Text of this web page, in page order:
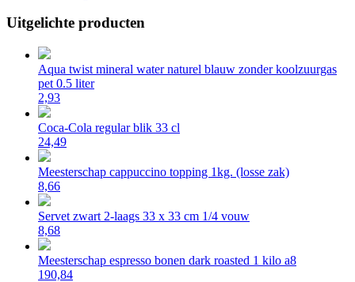
Uitgelichte producten
Aqua twist mineral water naturel blauw zonder koolzuurgas
pet 0.5 liter
2,93
Coca-Cola regular blik 33 cl
24,49
Meesterschap cappuccino topping 1kg. (losse zak)
8,66
Servet zwart 2-laags 33 x 33 cm 1/4 vouw
8,68
Meesterschap espresso bonen dark roasted 1 kilo a8
190,84